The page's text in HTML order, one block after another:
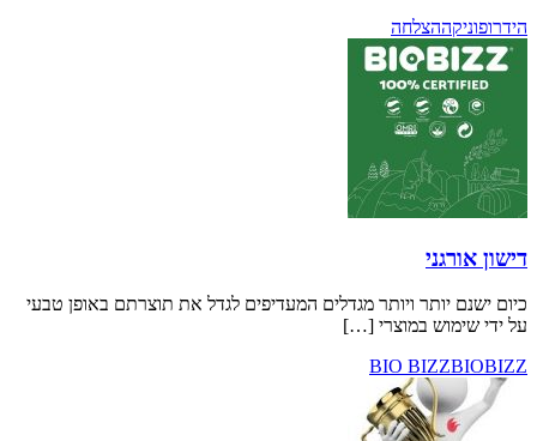
הצלחה
ויותר מגדלים המעדיפים לגדל את תוצרתם באופן טבעי
במוצרי […]
BIO